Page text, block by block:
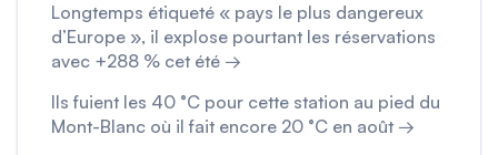
Longtemps étiqueté « pays le plus dangereux
d’Europe », il explose pourtant les réservations
avec +288 % cet été →
Ils fuient les 40 °C pour cette station au pied du
Mont-Blanc où il fait encore 20 °C en août →